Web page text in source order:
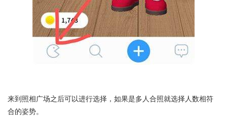
来到照相广场之后可以进行选择，如果是多人合照就选择人数相符
合的姿势。